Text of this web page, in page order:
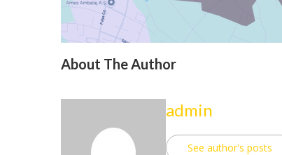
About The Author
admin
See author's posts